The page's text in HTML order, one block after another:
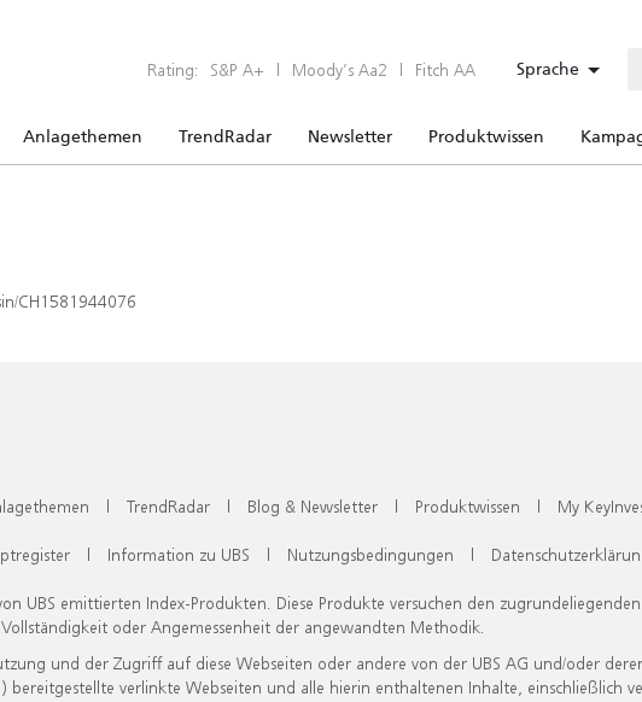
Rating: S&P A+ | Moody’s Aa2 | Fitch AA Sprache
Anlagethemen TrendRadar Newsletter Produktwissen
CH1581944076
| TrendRadar | Blog & Newsletter | Produktwissen | My
| Information zu UBS | Nutzungsbedingungen |
UBS emittierten Index-Produkten. Diese Produkte versuchen den
oder Angemessenheit der angewandten Methodik.
und der Zugriff auf diese Webseiten oder andere von der UBS AG und/oder
verlinkte Webseiten und alle hierin enthaltenen Inhalte, einschließlich